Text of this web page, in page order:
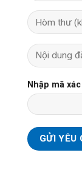
Nhập mã